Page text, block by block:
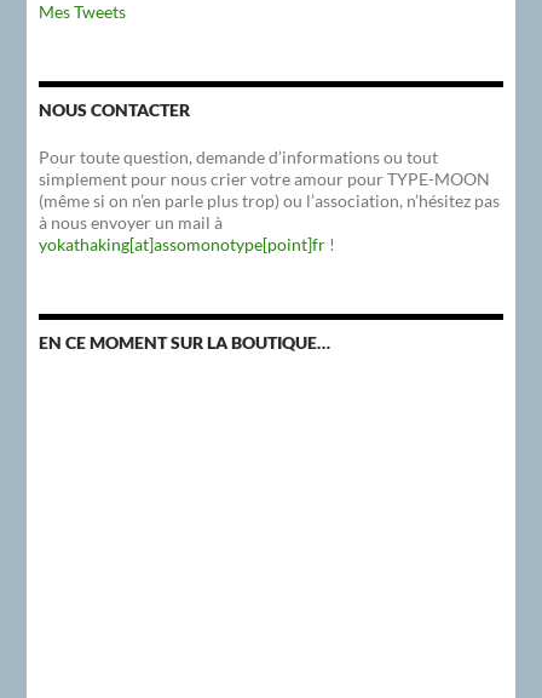
Mes Tweets
NOUS CONTACTER
Pour toute question, demande d’informations ou tout
simplement pour nous crier votre amour pour TYPE-MOON
(même si on n’en parle plus trop) ou l’association, n’hésitez pas
à nous envoyer un mail à
yokathaking[at]assomonotype[point]fr !
EN CE MOMENT SUR LA BOUTIQUE…